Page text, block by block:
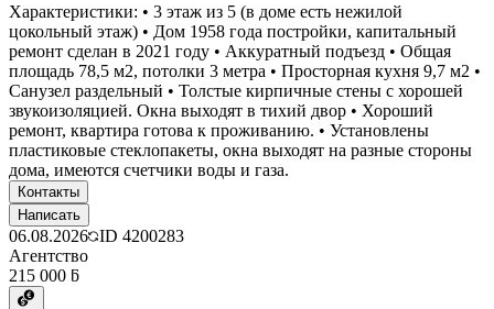
Характеристики: • 3 этаж из 5 (в доме есть нежилой
цокольный этаж) • Дом 1958 года постройки, капитальный
ремонт сделан в 2021 году • Аккуратный подъезд • Общая
площадь 78,5 м2, потолки 3 метра • Просторная кухня 9,7 м2 •
Санузел раздельный • Толстые кирпичные стены с хорошей
звукоизоляцией. Окна выходят в тихий двор • Хороший
ремонт, квартира готова к проживанию. • Установлены
пластиковые стеклопакеты, окна выходят на разные стороны
дома, имеются счетчики воды и газа.
Контакты
Написать
06.08.2026 ID 4200283
Агентство
215 000 ƃ